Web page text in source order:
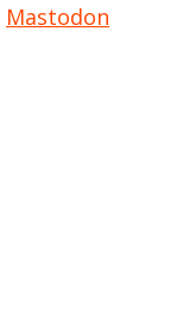
Mastodon